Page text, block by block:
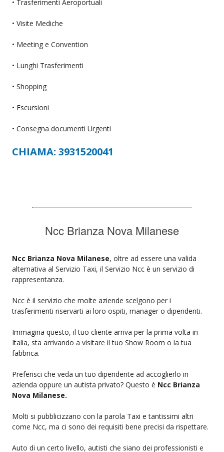
• Trasferimenti Aeroportuali
• Visite Mediche
• Meeting e Convention
• Lunghi Trasferimenti
• Shopping
• Escursioni
• Consegna documenti Urgenti
CHIAMA: 3931520041
Ncc Brianza Nova Milanese
Ncc Brianza Nova Milanese, oltre ad essere una valida
alternativa al Servizio Taxi, il Servizio Ncc è un servizio di
rappresentanza.
Ncc è il servizio che molte aziende scelgono per i
trasferimenti riservarti ai loro ospiti, manager o dipendenti.
Immagina questo, il tuo cliente arriva per la prima volta in
Italia, sta arrivando a visitare il tuo Show Room o la tua
fabbrica.
Preferisci che veda un tuo dipendente ad accoglierlo in
azienda oppure un autista privato? Questo è Ncc Brianza
Nova Milanese.
Molti si pubblicizzano con la parola Taxi e tantissimi altri
come Ncc, ma ci sono dei requisiti bene precisi da rispettare.
Auto di un certo livello, autisti che siano dei professionisti e